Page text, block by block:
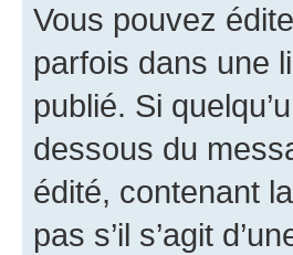
Vous pouvez
parfois dans une
publié. Si
dessous du
édité, contenant
pas s’il s’agit